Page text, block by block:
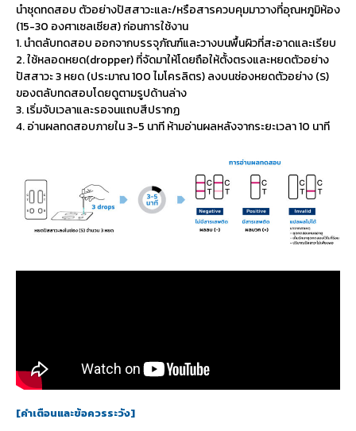
นำชุดทดสอบ ตัวอย่างปัสสาวะและ/หรือสารควบคุมมาวางที่อุณหภูมิห้อง
(15-30 องศาเซลเซียส) ก่อนการใช้งาน
1.นำตลับทดสอบ ออกจากบรรจุภัณฑ์และวางบนพื้นผิวที่สะอาดและเรียบ
2. ใช้หลอดหยด(dropper) ที่จัดมาให้โดยถือให้ตั้งตรงและหยดตัวอย่าง
ปัสสาวะ 3 หยด (ประมาณ 100 ไมโครลิตร) ลงบนช่องหยดตัวอย่าง (S)
ของตลับทดสอบโดยดูตามรูปด้านล่าง
3. เริ่มจับเวลาและรอจนแถบสีปรากฏ
4. อ่านผลทดสอบภายใน 3-5 นาที ห้ามอ่านผลหลังจากระยะเวลา 10 นาที
[คำเตือนและข้อควรระวัง]